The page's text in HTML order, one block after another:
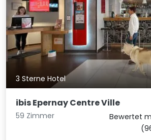
3 Sterne Hotel
ibis Epernay Centre Ville
59 Zimmer
Bewertet